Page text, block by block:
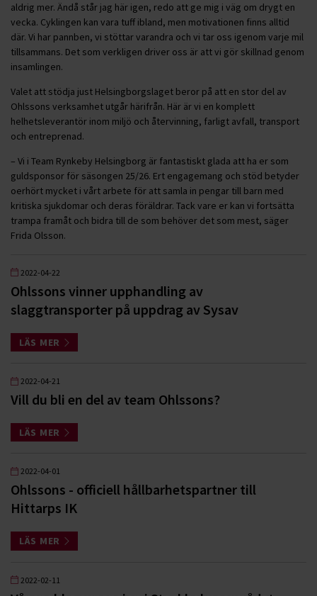
aldrig mer. Ändå står jag här igen, redo att ge mig i väg om drygt en
vecka. Cyklingen kan vara tuff ibland, men motivationen finns alltid
där. Vi har pannben, vi stöttar varandra och vi tar oss igenom varje mil
tillsammans. Det som verkligen driver oss är att vi gör skillnad genom
insamlingen.
Valet att stödja just Helsingborgslaget beror på att en stor del av
Ohlssons verksamhet utgår härifrån. Här är vi en komplett
helhetsleverantör inom miljö och återvinning, farligt avfall, transport
och entreprenad.
– Vi i Team Rynkeby Helsingborg är fantastiskt glada att ha er som
guldsponsor för säsongen 25/26. Ert engagemang och stöd betyder
oerhört mycket i vårt arbete för att samla in pengar till barn med
kritiska sjukdomar och deras föräldrar. Tack vare er kan vi fortsätta
trampa framåt och bidra till de som behöver det som mest, säger
Frida Olsson.
2022-04-22
Ohlssons vinner upphandling av
slaggtransporter på uppdrag av Sysav
LÄS MER
2022-04-21
Vill du bli en del av team Ohlssons?
LÄS MER
2022-04-01
Ohlssons - officiell hållbarhetspartner till
Hittarps IK
LÄS MER
2022-02-11